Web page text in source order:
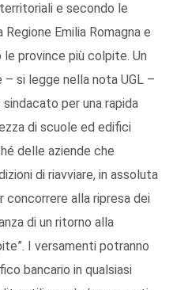
e secondo le
Emilia Romagna e
province più colpite. Un
si legge nella nota UGL –
per una rapida
di scuole ed edifici
delle aziende che
di riavviare, in assoluta
concorrere alla ripresa dei
di un ritorno alla
I versamenti potranno
bancario in qualsiasi